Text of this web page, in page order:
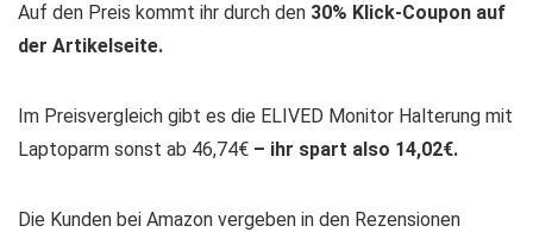
Auf den Preis kommt ihr durch den 30% Klick-Coupon auf
der Artikelseite.
Im Preisvergleich gibt es die ELIVED Monitor Halterung mit
Laptoparm sonst ab 46,74€ – ihr spart also 14,02€.
Die Kunden bei Amazon vergeben in den Rezensionen